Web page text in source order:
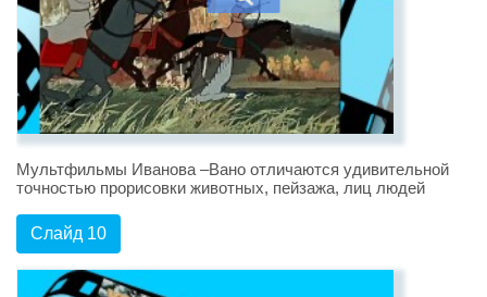
Мультфильмы Иванова –Вано отличаются удивительной
точностью прорисовки животных, пейзажа, лиц людей
Слайд 10